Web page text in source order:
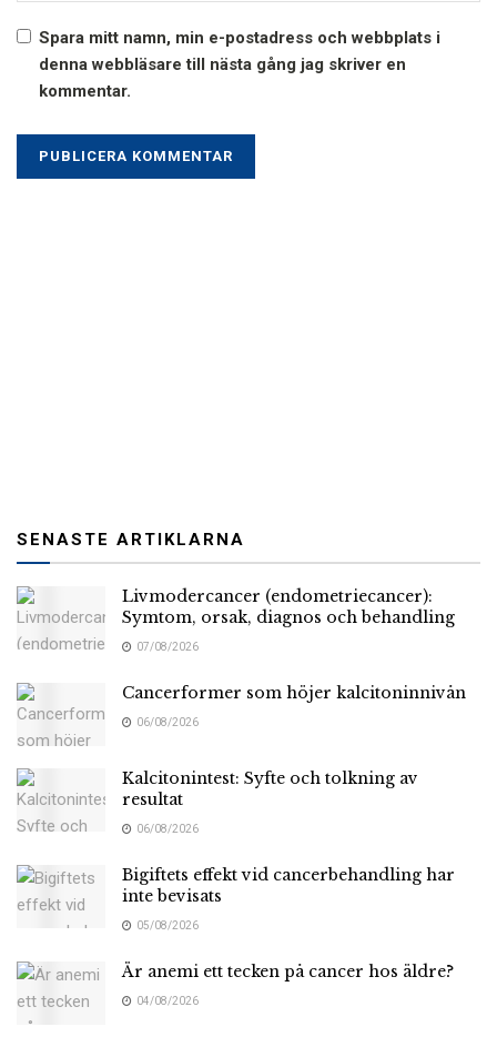
Spara mitt namn, min e-postadress och webbplats i
denna webbläsare till nästa gång jag skriver en
kommentar.
SENASTE ARTIKLARNA
Livmodercancer (endometriecancer):
Symtom, orsak, diagnos och behandling
07/08/2026
Cancerformer som höjer kalcitoninnivån
06/08/2026
Kalcitonintest: Syfte och tolkning av
resultat
06/08/2026
Bigiftets effekt vid cancerbehandling har
inte bevisats
05/08/2026
Är anemi ett tecken på cancer hos äldre?
04/08/2026